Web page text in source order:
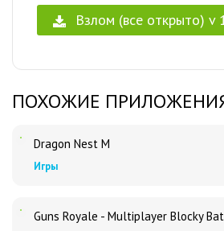
Взлом (все открыто) v
ПОХОЖИЕ
Dragon Nest M
Игры
Guns Royale - Multiplayer Blocky